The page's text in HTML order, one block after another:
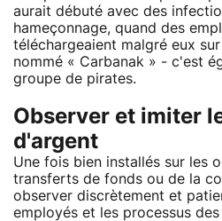
aurait débuté avec des
hameçonnage, quand des
téléchargeaient malgré eux
nommé « Carbanak » - c'est
groupe de pirates.
Observer et imiter
d'argent
Une fois bien installés sur les
transferts de fonds ou de la
observer discrètement et
employés et les processus